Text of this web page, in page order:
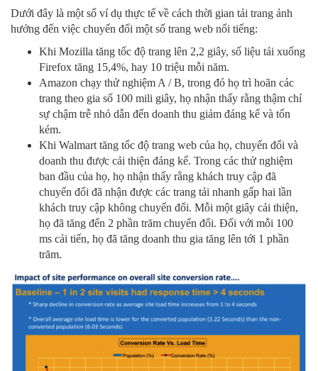
Dưới đây là một số ví dụ thực tế về cách thời gian tải trang ảnh
hưởng đến việc chuyển đổi một số trang web nổi tiếng:
Khi Mozilla tăng tốc độ trang lên 2,2 giây, số liệu tải xuống
Firefox tăng 15,4%, hay 10 triệu mỗi năm.
Amazon chạy thử nghiệm A / B, trong đó họ trì hoãn các
trang theo gia số 100 mili giây, họ nhận thấy rằng thậm chí
sự chậm trễ nhỏ dẫn đến doanh thu giảm đáng kể và tốn
kém.
Khi Walmart tăng tốc độ trang web của họ, chuyển đổi và
doanh thu được cải thiện đáng kể. Trong các thử nghiệm
ban đầu của họ, họ nhận thấy rằng khách truy cập đã
chuyển đổi đã nhận được các trang tải nhanh gấp hai lần
khách truy cập không chuyển đổi. Mỗi một giây cải thiện,
họ đã tăng đến 2 phần trăm chuyển đổi. Đối với mỗi 100
ms cải tiến, họ đã tăng doanh thu gia tăng lên tới 1 phần
trăm.